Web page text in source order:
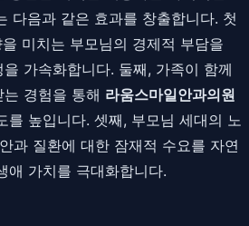
다음과 같은 효과를 창출합니다. 첫
미치는 부모님의 경제적 부담을
가속화합니다. 둘째, 가족이 함께
경험을 통해 라움스마일안과의원
를 높입니다. 셋째, 부모님 세대의 노
과 질환에 대한 잠재적 수요를 자연
애 가치를 극대화합니다.